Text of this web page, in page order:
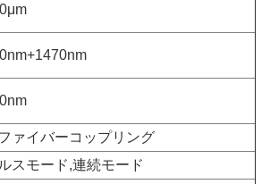
ァイバーコップリング
スモード,連続モード